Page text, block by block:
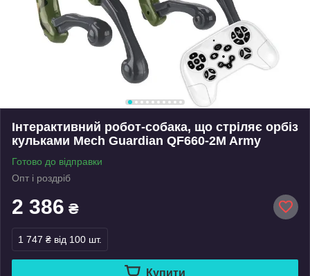
Інтерактивний робот-собака, що стріляє орбіз
кульками Mech Guardian QF660-2M Army
Готово до відправки
Опт і роздріб
2 386 ₴
1 747 ₴ від 100 шт.
Купити